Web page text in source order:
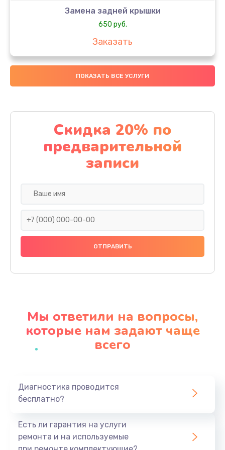
Замена задней крышки
650 руб.
Заказать
Замена аккумулятора
4000 руб.
Замена материнской платы
1100 руб.
Заказать
Замена праймера
1000 руб.
Заказать
Профилактическая чистка
Заказать
ПОКАЗАТЬ ВСЕ УСЛУГИ
Скидка 20% по
предварительной
записи
Мы ответили на вопросы,
которые нам задают чаще
всего
Диагностика проводится
бесплатно?
Есть ли гарантия на услуги
ремонта и на используемые